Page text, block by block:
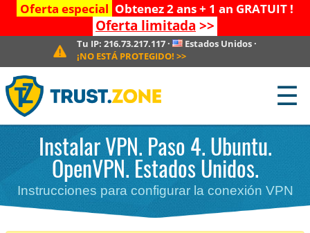
Oferta especial Obtenez 2 ans + 1 an GRATUIT !
Oferta limitada >>
Tu IP: 216.73.217.117· Estados Unidos ·
¡NO ESTÁ PROTEGIDO! >>
☰
Instalar VPN. Paso 4. Ubuntu.
OpenVPN. Estados Unidos.
Instrucciones para configurar la conexión VPN